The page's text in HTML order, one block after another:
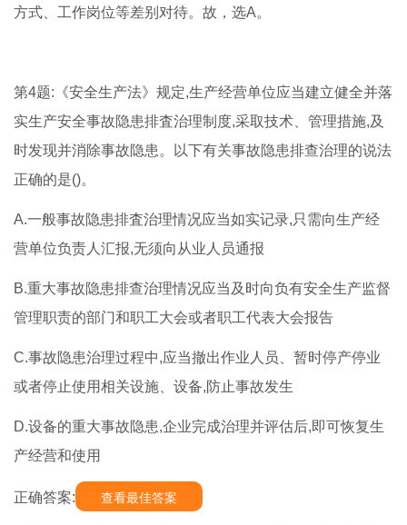
方式、工作岗位等差别对待。故，选A。
第4题:《安全生产法》规定,生产经营单位应当建立健全并落
实生产安全事故隐患排査治理制度,采取技术、管理措施,及
时发现并消除事故隐患。以下有关事故隐患排查治理的说法
正确的是()。
A.一般事故隐患排査治理情况应当如实记录,只需向生产经
营单位负责人汇报,无须向从业人员通报
B.重大事故隐患排查治理情况应当及时向负有安全生产监督
管理职责的部门和职工大会或者职工代表大会报告
C.事故隐患治理过程中,应当撤出作业人员、暂时停产停业
或者停止使用相关设施、设备,防止事故发生
D.设备的重大事故隐患,企业完成治理并评估后,即可恢复生
产经营和使用
正确答案: 查看最佳答案